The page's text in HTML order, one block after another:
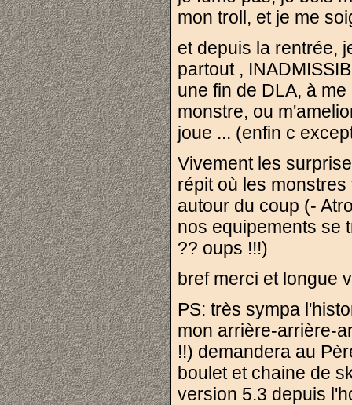
mon troll, et je me
et depuis la rentrée,
partout ,
une fin de DLA, à
monstre, ou
joue ... (enfin c
Vivement les
répit où les
autour du coup (-
nos equipements se
?? oups !!!)
bref merci et longue
PS: très sympa
mon arrière-arrière-
!!) demandera au
boulet et chaine de
version 5.3 depuis